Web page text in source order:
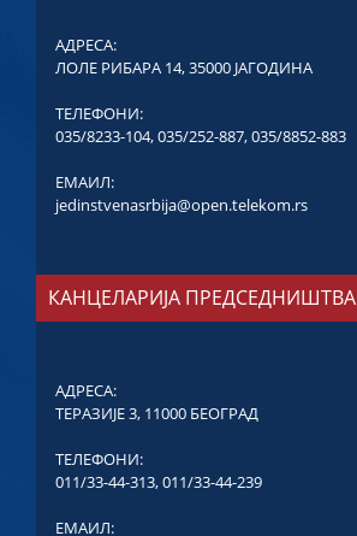
АДРЕСА:
ЛОЛЕ РИБАРА 14, 35000 ЈАГОДИНА
ТЕЛЕФОНИ:
035/8233-104,035/252-887,035/8852-883
ЕМАИЛ:
jedinstvenasrbija@open.telekom.rs
КАНЦЕЛАРИЈА ПРЕДСЕДНИШТВА
АДРЕСА:
ТЕРАЗИЈЕ 3, 11000 БЕОГРАД
ТЕЛЕФОНИ:
011/33-44-313,011/33-44-239
ЕМАИЛ: